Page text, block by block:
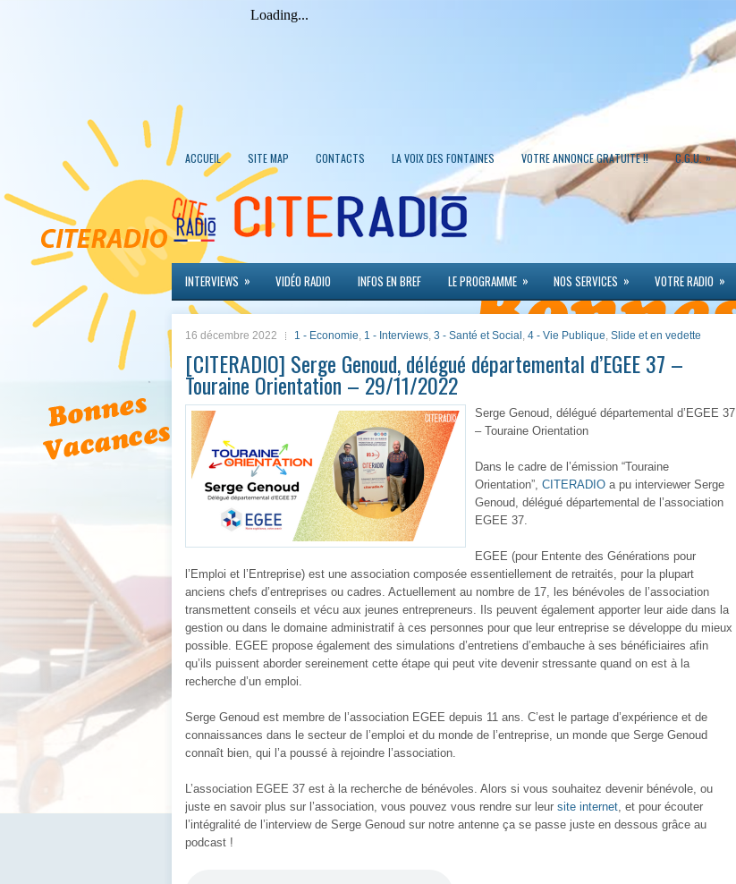
ACCUEIL SITE MAP CONTACTS LA VOIX DES FONTAINES VOTRE ANNONCE GRATUITE !! C.G.U. »
INTERVIEWS » VIDÉO RADIO INFOS EN BREF LE PROGRAMME » NOS SERVICES » VOTRE RADIO »
16 décembre 2022 1 - Economie, 1 - Interviews, 3 - Santé et Social , 4 - Vie Publique, Slide et en vedette
[CITERADIO] Serge Genoud, délégué départemental d’EGEE 37 –
Touraine Orientation – 29/11/2022
Serge Genoud, délégué départemental d’EGEE 37
– Touraine Orientation
Dans le cadre de l’émission “Touraine
Orientation”, CITERADIO a pu interviewer Serge
Genoud, délégué départemental de l’association
EGEE 37.
EGEE (pour Entente des Générations pour
l’Emploi et l’Entreprise) est une association composée essentiellement de retraités, pour la plupart
anciens chefs d’entreprises ou cadres. Actuellement au nombre de 17, les bénévoles de l’association
transmettent conseils et vécu aux jeunes entrepreneurs. Ils peuvent également apporter leur aide dans la
gestion ou dans le domaine administratif à ces personnes pour que leur entreprise se développe du mieux
possible. EGEE propose également des simulations d’entretiens d’embauche à ses bénéficiaires afin
qu’ils puissent aborder sereinement cette étape qui peut vite devenir stressante quand on est à la
recherche d’un emploi.
Serge Genoud est membre de l’association EGEE depuis 11 ans. C’est le partage d’expérience et de
connaissances dans le secteur de l’emploi et du monde de l’entreprise, un monde que Serge Genoud
connaît bien, qui l’a poussé à rejoindre l’association.
L’association EGEE 37 est à la recherche de bénévoles. Alors si vous souhaitez devenir bénévole, ou
juste en savoir plus sur l’association, vous pouvez vous rendre sur leur site internet, et pour écouter
l’intégralité de l’interview de Serge Genoud sur notre antenne ça se passe juste en dessous grâce au
podcast !